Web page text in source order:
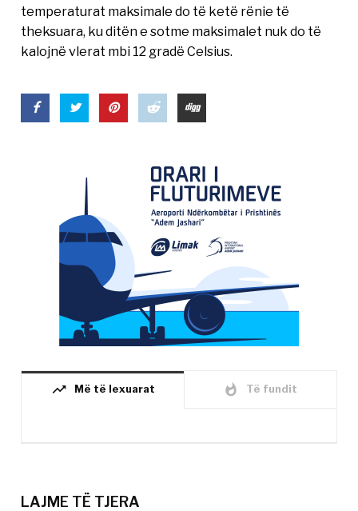
temperaturat maksimale do të ketë rënie të
theksuara, ku ditën e sotme maksimalet nuk do të
kalojnë vlerat mbi 12 gradë Celsius.
trending_up Më të lexuarat whatshot Të fundit
LAJME TË TJERA